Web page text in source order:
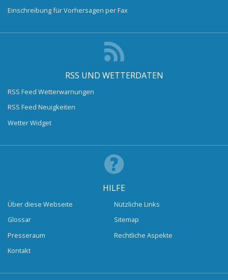
Einschreibung für Vorhersagen per Fax
RSS UND WETTERDATEN
RSS Feed Wetterwarnungen
RSS Feed Neuigkeiten
Wetter Widget
HILFE
Über diese Webseite
Glossar
Presseraum
Kontakt
Nützliche Links
Sitemap
Rechtliche Aspekte